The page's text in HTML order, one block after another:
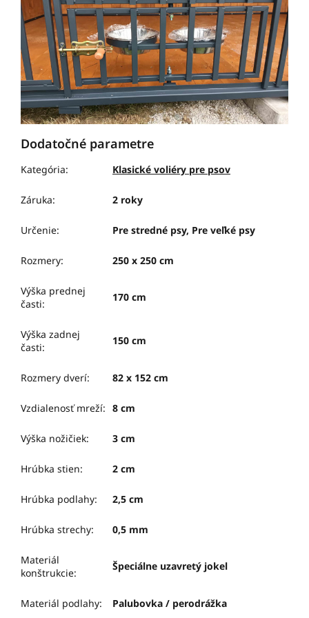
Dodatočné parametre
Kategória: Klasické voliéry pre psov
Záruka: 2 roky
Určenie: Pre stredné psy, Pre veľké psy
Rozmery: 250 x 250 cm
Výška prednej
časti:
170 cm
Výška zadnej
časti:
150 cm
Rozmery dverí: 82 x 152 cm
Vzdialenosť mreží: 8 cm
Výška nožičiek: 3 cm
Hrúbka stien: 2 cm
Hrúbka podlahy: 2,5 cm
Hrúbka strechy: 0,5 mm
Materiál
konštrukcie:
Špeciálne uzavretý jokel
Materiál podlahy: Palubovka / perodrážka